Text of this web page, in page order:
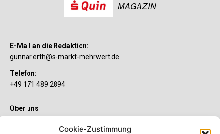
Cookie-Zustimmung
MAGAZIN
E-Mail an die Redaktion:
gunnar.erth@s-markt-mehrwert.de
Telefon:
+49 171 489 2894
Über uns
Sie wollen mehr als ein gewöhnliches Girokonto? Dann ist unser